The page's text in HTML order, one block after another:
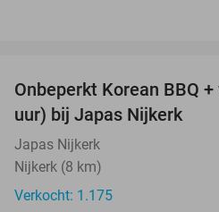
Onbeperkt Korean BBQ
uur) bij Japas Nijkerk
Japas Nijkerk
Nijkerk (8 km)
Verkocht: 1.175